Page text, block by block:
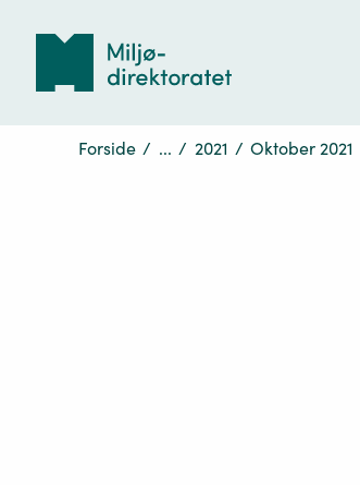
Forside / ... / 2021 / Oktober 2021